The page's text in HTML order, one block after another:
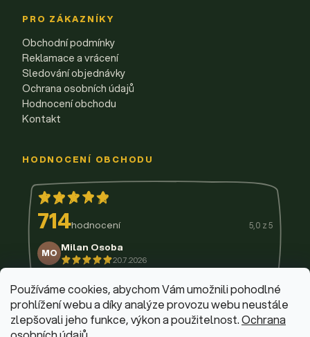
Používáme cookies, abychom Vám umožnili pohodlné
prohlížení webu a díky analýze provozu webu neustále
zlepšovali jeho funkce, výkon a použitelnost.Ochrana
PRO ZÁKAZNÍKY
Obchodní podmínky
Reklamace a vrácení
Sledování objednávky
Ochrana osobních údajů
Hodnocení obchodu
Kontakt
HODNOCENÍ OBCHODU
714hodnocení 5,0 z 5
MO Milan Osoba
20.7.2026
14.7.2026
11.7.2026
9.7.2026
3.7.2026
29.6.2026